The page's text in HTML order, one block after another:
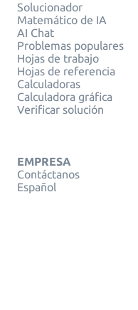
Solucionador
Matemático de IA
AI Chat
Problemas populares
Hojas de trabajo
Hojas de referencia
Calculadoras
Calculadora gráfica
Verificar solución
EMPRESA
Contáctanos
Español